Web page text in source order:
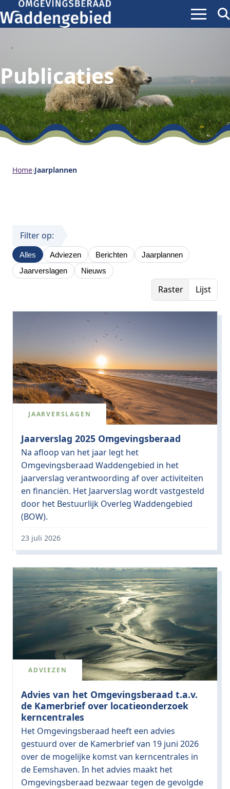
Menu
Publicaties
Home›Jaarplannen
Filter op:
Alles Adviezen Berichten
Jaarplannen
Jaarverslagen
Nieuws
Raster Lijst
JAARVERSLAGEN
Jaarverslag 2025 Omgevingsberaad
Na afloop van het jaar legt het
Omgevingsberaad Waddengebied in het
jaarverslag verantwoording af over activiteiten
en financiën. Het Jaarverslag wordt vastgesteld
door het Bestuurlijk Overleg Waddengebied
(BOW).
23 juli 2026
ADVIEZEN
Advies van het Omgevingsberaad t.a.v.
de Kamerbrief over locatieonderzoek
kerncentrales
Het Omgevingsberaad heeft een advies
gestuurd over de Kamerbrief van 19 juni 2026
over de mogelijke komst van kerncentrales in
de Eemshaven. In het advies maakt het
Omgevingsberaad bezwaar tegen de gevolgde